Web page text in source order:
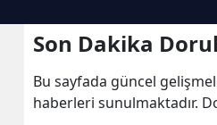
Son Dakika
Bu sayfada güncel
haberleri sunulmaktadır.